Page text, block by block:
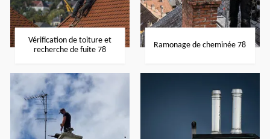
Vérification de toiture et
recherche de fuite 78
Ramonage de cheminée 78